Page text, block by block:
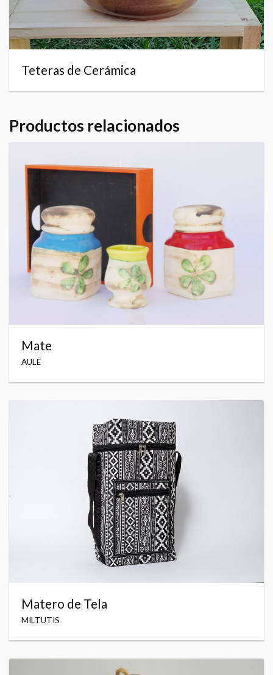
Teteras de Cerámica
Productos relacionados
Mate
AULË
Matero de Tela
MILTUTIS